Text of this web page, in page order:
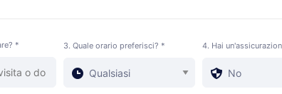
* 3. Quale orario preferisci? * 4. Hai